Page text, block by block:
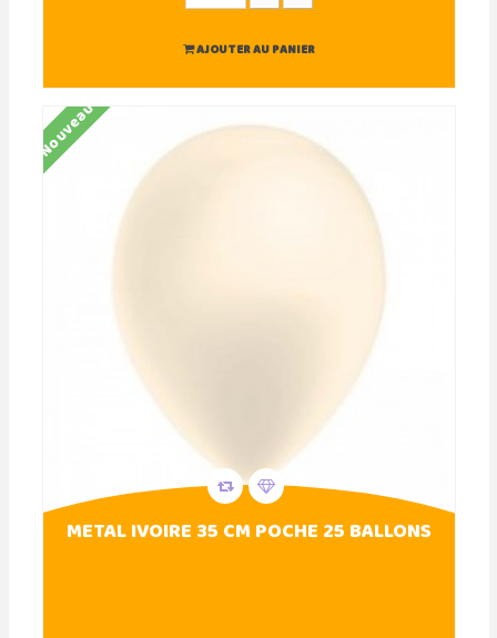
AJOUTER AU PANIER
Nouveau
METAL IVOIRE 35 CM POCHE 25 BALLONS